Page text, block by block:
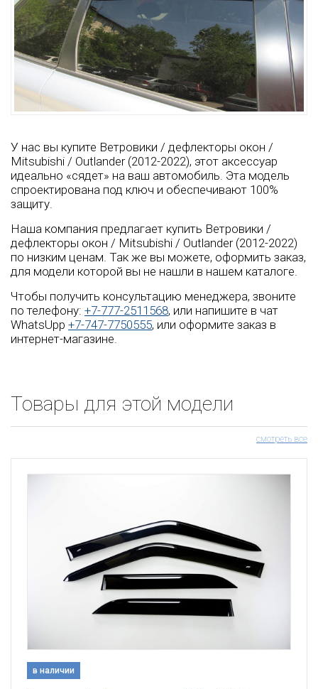
У нас вы купите Ветровики / дефлекторы окон /
Mitsubishi / Outlander (2012-2022), этот аксессуар
идеально «сядет» на ваш автомобиль. Эта модель
спроектирована под ключ и обеспечивают 100%
защиту.
Наша компания предлагает купить Ветровики /
дефлекторы окон / Mitsubishi / Outlander (2012-2022)
по низким ценам. Так же вы можете, оформить заказ,
для модели которой вы не нашли в нашем каталоге.
Чтобы получить консультацию менеджера, звоните
по телефону: +7-777-2511568, или напишите в чат
WhatsUpp +7-747-7750555, или оформите заказ в
интернет-магазине.
Товары для этой модели
смотреть все
в наличии